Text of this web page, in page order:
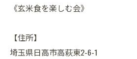
《玄米食を楽しむ会》
【住所】
埼玉県日高市高萩東2-6-1